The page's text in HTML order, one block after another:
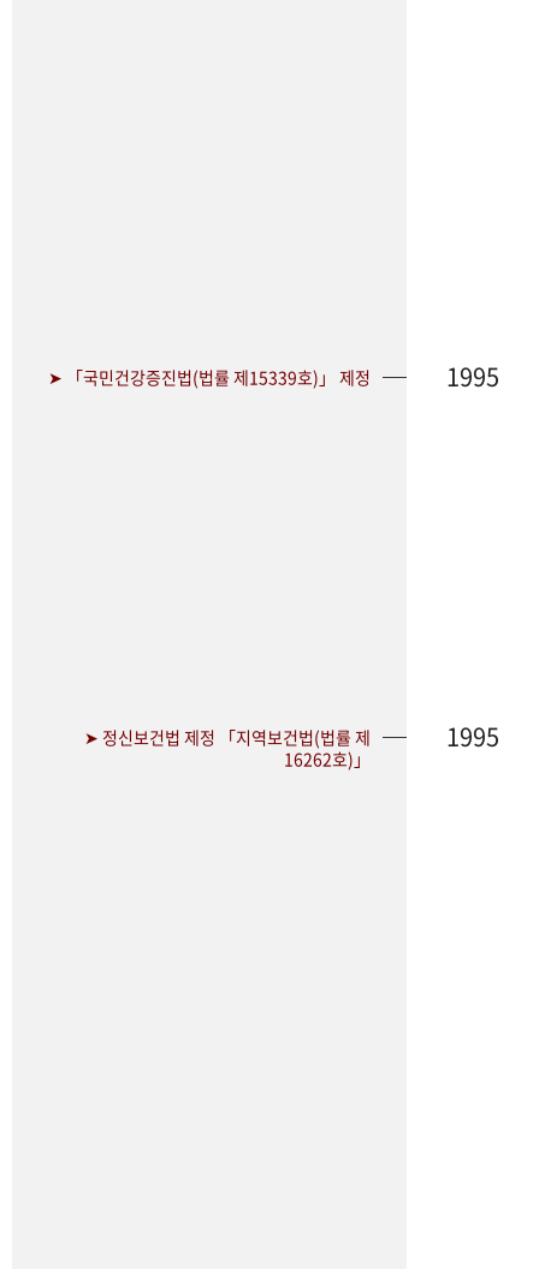
➤ 「국민건강증진법(법률 제15339호)」 제정 1995
➤ 정신보건법 제정 「지역보건법(법률 제
16262호)」
1995